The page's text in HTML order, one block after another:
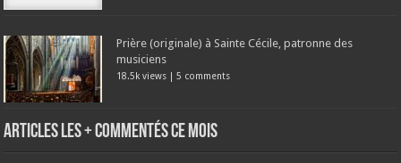
Prière (originale) à Sainte Cécile, patronne des
musiciens
18.5k views |5 comments
Articles les + commentés ce mois